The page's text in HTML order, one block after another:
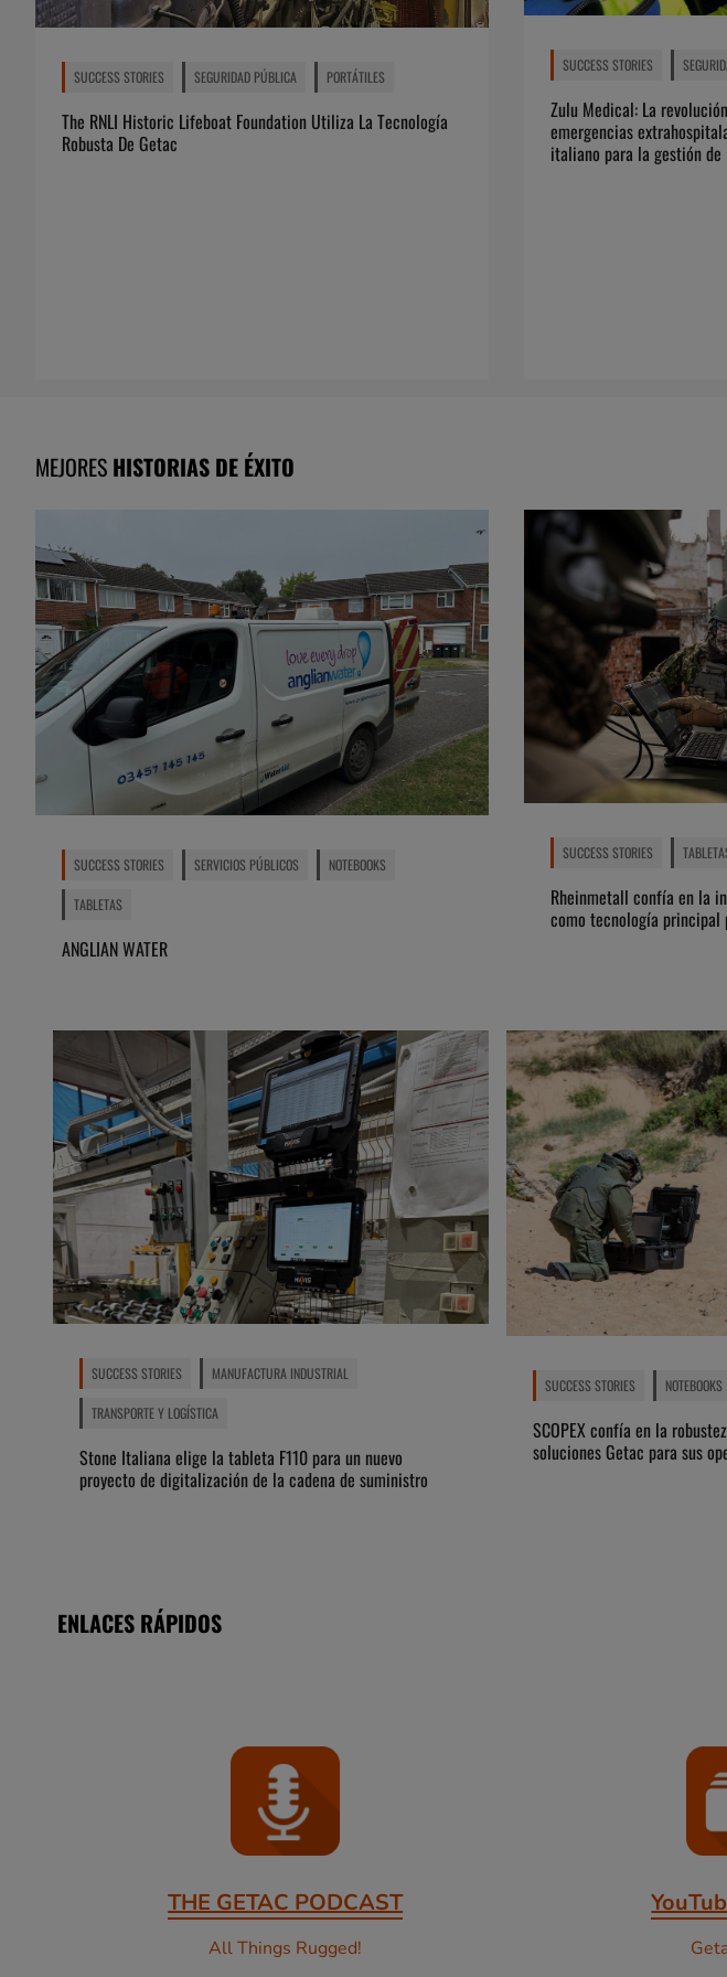
SUCCESS STORIES SEGURIDAD PÚBLICA PORTÁTILES
The RNLI Historic Lifeboat Foundation Utiliza La Tecnología
Robusta De Getac
SUCCESS STORIES
Zulu Medical: La
emergencias
italiano para la gestión
MEJORES HISTORIAS DE ÉXITO
SUCCESS STORIES SERVICIOS PÚBLICOS NOTEBOOKS
TABLETAS
ANGLIAN WATER
SUCCESS STORIES
Rheinmetall confía en la
como tecnología
SUCCESS STORIES MANUFACTURA INDUSTRIAL
TRANSPORTE Y LOGÍSTICA
Stone Italiana elige la tableta F110 para un nuevo
proyecto de digitalización de la cadena de suministro
SUCCESS STORIES NOTEBOOKS
SCOPEX confía en la
soluciones Getac para sus
ENLACES RÁPIDOS
THE GETAC PODCAST
All Things Rugged!